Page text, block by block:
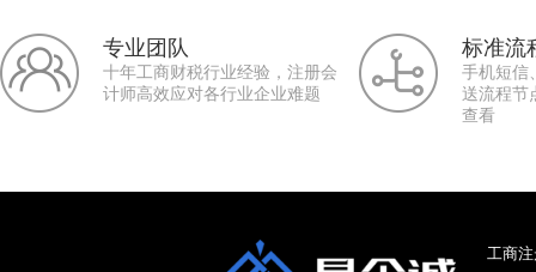
专业团队
十年工商财税行业经验，注册会
计师高效应对各行业企业难题
标准流
手机短信
送流程节
查看